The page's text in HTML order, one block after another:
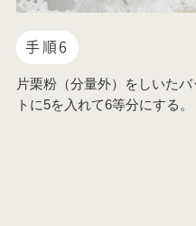
手順6
片栗粉（分量外）をしいたバ
トに5を入れて6等分にする。